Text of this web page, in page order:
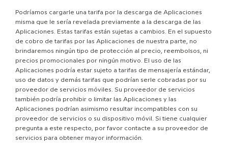
Podríamos cargarle una tarifa por la descarga de Aplicaciones
misma que le sería revelada previamente a la descarga de las
Aplicaciones. Estas tarifas están sujetas a cambios. En el supuesto
de cobro de tarifas por las Aplicaciones de nuestra parte, no
brindaremos ningún tipo de protección al precio, reembolsos, ni
precios promocionales por ningún motivo. El uso de las
Aplicaciones podría estar sujeto a tarifas de mensajería estándar,
uso de datos y demás tarifas que podrían serle cobradas por su
proveedor de servicios móviles. Su proveedor de servicios
también podría prohibir o limitar las Aplicaciones y las
Aplicaciones podrían asimismo resultar incompatibles con su
proveedor de servicios o su dispositivo móvil. Si tiene cualquier
pregunta a este respecto, por favor contacte a su proveedor de
servicios para obtener mayor información.